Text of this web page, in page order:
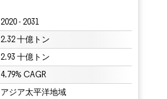
2020 - 2031
2.32 十億トン
2.93 十億トン
4.79% CAGR
アジア太平洋地域